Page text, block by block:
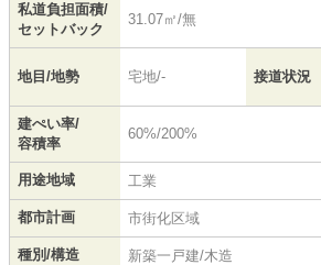
私道負担面積/
セットバック
31.07㎡/無
地目/地勢 宅地/- 接道状況
建ぺい率/
容積率
60%/200%
用途地域 工業
都市計画 市街化区域
種別/構造 新築一戸建/木造